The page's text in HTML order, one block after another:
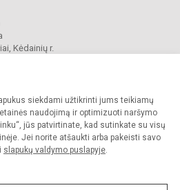
siekdami užtikrinti jums teikiamų
naudojimą ir optimizuoti naršymo
jūs patvirtinate, kad sutinkate su visų
Jei norite atšaukti arba pakeisti savo
slapukų valdymo puslapyje.
Kėdainių r.
sutikimo griežtai draudžiama.